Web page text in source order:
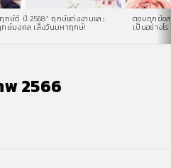
กษ์ดี ปี 2568” ฤกษ์แต่งงานและ
ษ์มงคล เล็งวันมหาฤกษ์!
ตอบทุกข้อส
เป็นอย่างไร
พ 2566